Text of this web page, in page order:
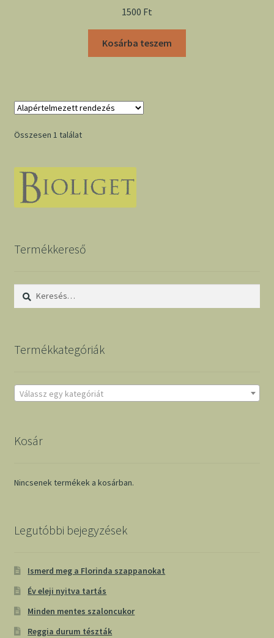
1500 Ft
Kosárba teszem
Összesen 1 találat
Termékkereső
Keresés:
Termékkategóriák
Válassz egy kategóriát
Kosár
Nincsenek termékek a kosárban.
Legutóbbi bejegyzések
Ismerd meg a Florinda szappanokat
Év eleji nyitva tartás
Minden mentes szaloncukor
Reggia durum tészták